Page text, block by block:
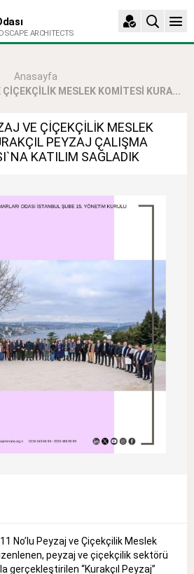
ARCHITECTS
Anasayfa
ÇİÇEKÇİLİK MESLEK KOMİTESİ KURA...
VE ÇİÇEKÇİLİK MESLEK
PEYZAJ ÇALIŞMA
KATILIM SAĞLADIK
No’lu Peyzaj ve Çiçekçilik Meslek
peyzaj ve çiçekçilik sektörü
gerçekleştirilen “Kurakçıl Peyzaj”